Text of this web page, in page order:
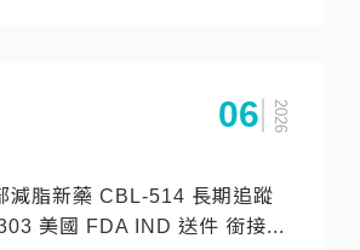
06 2026
減脂新藥 CBL-514 長期追蹤
美國 FDA IND 送件 銜接...